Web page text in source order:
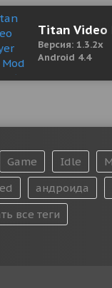
Ep. 1 v0.1
Titan Video
Версия: 1.3.2x
Android 4.4
Game Idle
андроида
все теги